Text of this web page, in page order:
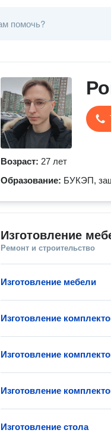
Возраст: 27 лет
Образование: БУКЭП,
Изготовление
Ремонт и строительство
Изготовление мебели
Изготовление
Изготовление
Изготовление
Изготовление стола